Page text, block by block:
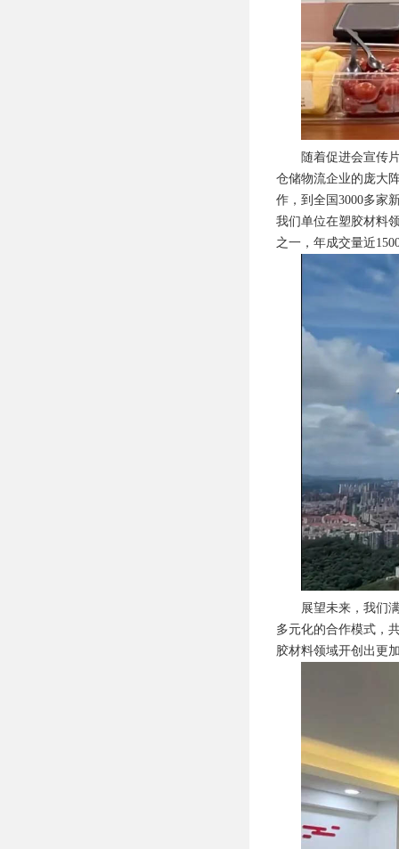
随着促进会宣传
仓储物流企业的庞大
作，到全国3000多家
我们单位在塑胶材料
之一，年成交量近
展望未来，我们
多元化的合作模式，
胶材料领域开创出更